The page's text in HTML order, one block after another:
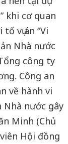
khi cơ quan
vụ án “Vi
Nhà nước
công ty
Công an
về hành vi
Nhà nước gây
Minh (Chủ
Hội đồng